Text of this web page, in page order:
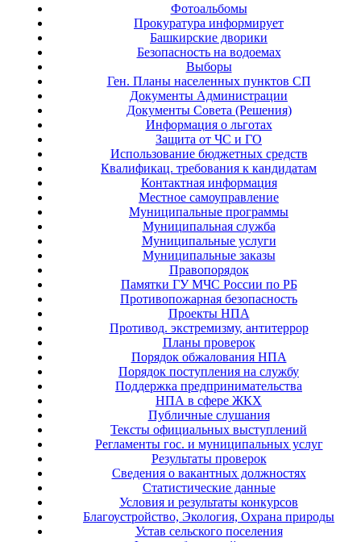
Фотоальбомы
Прокуратура информирует
Башкирские дворики
Безопасность на водоемах
Выборы
Ген. Планы населенных пунктов СП
Документы Администрации
Документы Совета (Решения)
Информация о льготах
Защита от ЧС и ГО
Использование бюджетных средств
Квалификац. требования к кандидатам
Контактная информация
Местное самоуправление
Муниципальные программы
Муниципальная служба
Муниципальные услуги
Муниципальные заказы
Правопорядок
Памятки ГУ МЧС России по РБ
Противопожарная безопасность
Проекты НПА
Противод. экстремизму, антитеррор
Планы проверок
Порядок обжалования НПА
Порядок поступления на службу
Поддержка предпринимательства
НПА в сфере ЖКХ
Публичные слушания
Тексты официальных выступлений
Регламенты гос. и муниципальных услуг
Результаты проверок
Сведения о вакантных должностях
Статистические данные
Условия и результаты конкурсов
Благоустройство, Экология, Охрана природы
Устав сельского поселения